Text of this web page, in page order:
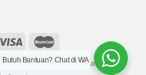
atau afiliasinya. Hak cipta
Butuh Bantuan? Chat di WA